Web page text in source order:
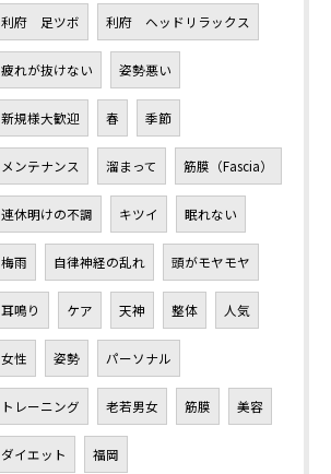
利府 足ツボ 利府 ヘッドリラックス
疲れが抜けない 姿勢悪い
新規様大歓迎 春 季節
メンテナンス 溜まって 筋膜（Fascia）
連休明けの不調 キツイ 眠れない
梅雨 自律神経の乱れ 頭がモヤモヤ
耳鳴り ケア 天神 整体 人気
女性 姿勢 パーソナル
トレーニング 老若男女 筋膜 美容
ダイエット 福岡